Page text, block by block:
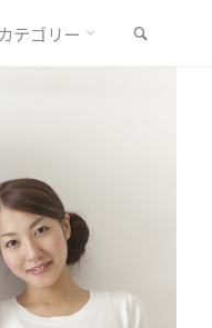
カテゴリー